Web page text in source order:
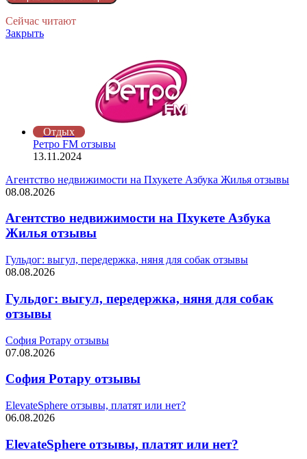
Сейчас читают
Закрыть
Отдых
Ретро FM отзывы
13.11.2024
Агентство недвижимости на Пхукете Азбука Жилья отзывы
08.08.2026
Агентство недвижимости на Пхукете Азбука
Жилья отзывы
Гульдог: выгул, передержка, няня для собак отзывы
08.08.2026
Гульдог: выгул, передержка, няня для собак
отзывы
София Ротару отзывы
07.08.2026
София Ротару отзывы
ElevateSphere отзывы, платят или нет?
06.08.2026
ElevateSphere отзывы, платят или нет?